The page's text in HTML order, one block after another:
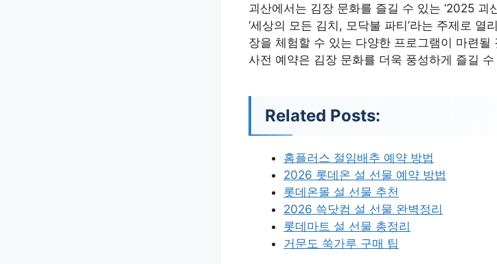
괴산에서는 김장 문화를 즐길 수 있는 ‘2025 괴
‘세상의 모든 김치, 모닥불 파티’라는 주제로 열
장을 체험할 수 있는 다양한 프로그램이 마련될
사전 예약은 김장 문화를 더욱 풍성하게 즐길
Related Posts:
홈플러스 절임배추 예약 방법
2026 롯데온 설 선물 예약 방법
롯데온몰 설 선물 추천
2026 쓱닷컴 설 선물 완벽정리
롯데마트 설 선물 총정리
거문도 쑥가루 구매 팁